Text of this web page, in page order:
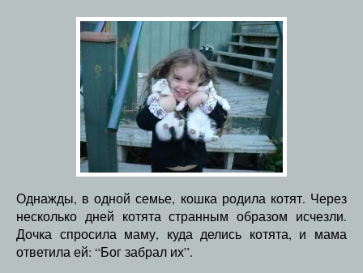
Однажды, в одной семье, кошка родила котят. Через
несколько дней котята странным образом исчезли.
Дочка спросила маму, куда делись котята, и мама
ответила ей: “Бог забрал их”.